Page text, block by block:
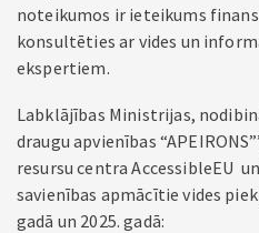
noteikumos ir ieteikums
konsultēties ar vides un
ekspertiem.
Labklājības Ministrijas,
draugu apvienības
resursu centra AccessibleEU
savienības apmācītie vides
gadā un 2025. gadā: